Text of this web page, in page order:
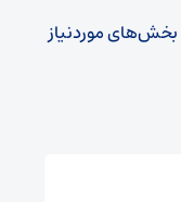
بخش‌های موردنیاز